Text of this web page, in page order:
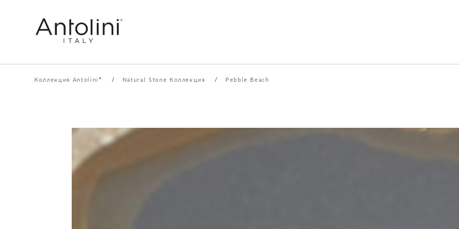
Коллекция Antolini ® / Natural Stone Коллекция / Pebble Beach